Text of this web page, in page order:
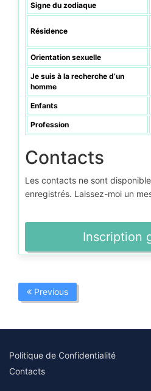
Signe du zodiaque
Résidence
Orientation sexuelle
Je suis à la recherche d’un
homme
Enfants
Profession
Contacts
Les contacts ne sont
enregistrés. Laissez-moi un
Inscription
Previous
Politique de Confidentialité
Contacts